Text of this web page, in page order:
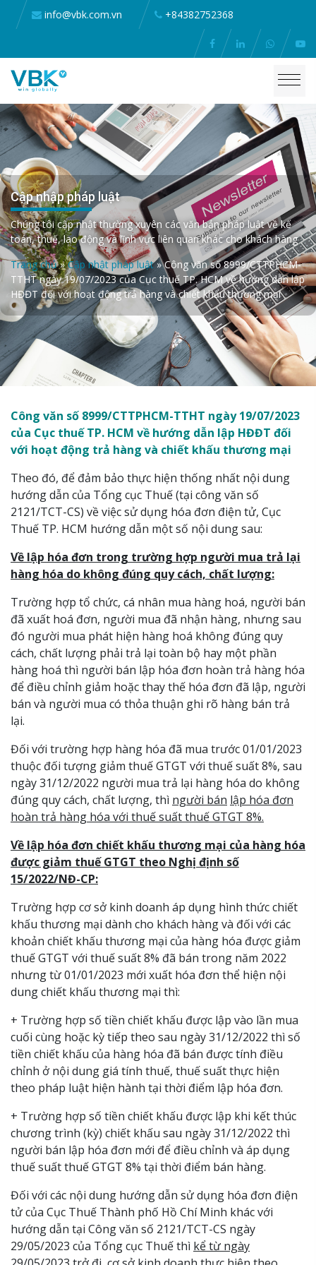
info@vbk.com.vn +84382752368
Cập nhập pháp luật
Chúng tôi cập nhật thường xuyên các văn bản pháp luật về kế
toán, thuế, lao động và lĩnh vực liên quan khác cho khách hàng
Trang chủ»Cập nhật pháp luật»Công văn số 8999/CTTPHCM-
TTHT ngày 19/07/2023 của Cục thuế TP. HCM về hướng dẫn lập
HĐĐT đối với hoạt động trả hàng và chiết khấu thương mại
Công văn số 8999/CTTPHCM-TTHT ngày 19/07/2023
của Cục thuế TP. HCM về hướng dẫn lập HĐĐT đối
với hoạt động trả hàng và chiết khấu thương mại
Theo đó, để đảm bảo thực hiện thống nhất nội dung
hướng dẫn của Tổng cục Thuế (tại công văn số
2121/TCT-CS) về việc sử dụng hóa đơn điện tử, Cục
Thuế TP. HCM hướng dẫn một số nội dung sau:
Về lập hóa đơn trong trường hợp người mua trả lại
hàng hóa do không đúng quy cách, chất lượng:
Trường hợp tổ chức, cá nhân mua hàng hoá, người bán
đã xuất hoá đơn, người mua đã nhận hàng, nhưng sau
đó người mua phát hiện hàng hoá không đúng quy
cách, chất lượng phải trả lại toàn bộ hay một phần
hàng hoá thì người bán lập hóa đơn hoàn trả hàng hóa
để điều chỉnh giảm hoặc thay thế hóa đơn đã lập, người
bán và người mua có thỏa thuận ghi rõ hàng bán trả
lại.
Đối với trường hợp hàng hóa đã mua trước 01/01/2023
thuộc đối tượng giảm thuế GTGT với thuế suất 8%, sau
ngày 31/12/2022 người mua trả lại hàng hóa do không
đúng quy cách, chất lượng, thì người bán lập hóa đơn
hoàn trả hàng hóa với thuế suất thuế GTGT 8%.
Về lập hóa đơn chiết khấu thương mại của hàng hóa
được giảm thuế GTGT theo Nghị định số
15/2022/NĐ-CP:
Trường hợp cơ sở kinh doanh áp dụng hình thức chiết
khấu thương mại dành cho khách hàng và đối với các
khoản chiết khấu thương mại của hàng hóa được giảm
thuế GTGT với thuế suất 8% đã bán trong năm 2022
nhưng từ 01/01/2023 mới xuất hóa đơn thể hiện nội
dung chiết khấu thương mại thì:
+ Trường hợp số tiền chiết khấu được lập vào lần mua
cuối cùng hoặc kỳ tiếp theo sau ngày 31/12/2022 thì số
tiền chiết khấu của hàng hóa đã bán được tính điều
chỉnh ở nội dung giá tính thuế, thuế suất thực hiện
theo pháp luật hiện hành tại thời điểm lập hóa đơn.
+ Trường hợp số tiền chiết khấu được lập khi kết thúc
chương trình (kỳ) chiết khấu sau ngày 31/12/2022 thì
người bán lập hóa đơn mới để điều chỉnh và áp dụng
thuế suất thuế GTGT 8% tại thời điểm bán hàng.
Đối với các nội dung hướng dẫn sử dụng hóa đơn điện
tử của Cục Thuế Thành phố Hồ Chí Minh khác với
hướng dẫn tại Công văn số 2121/TCT-CS ngày
29/05/2023 của Tổng cục Thuế thì kể từ ngày